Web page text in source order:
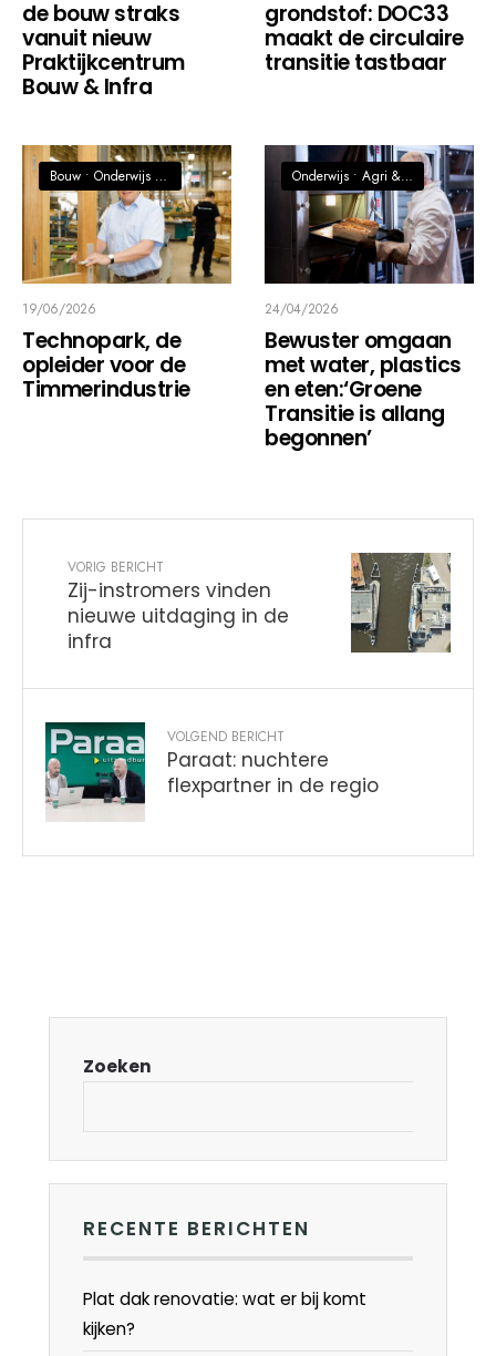
de bouw straks
vanuit nieuw
Praktijkcentrum
Bouw & Infra
grondstof: DOC33
maakt de circulaire
transitie tastbaar
Bouw • Onderwijs Techniek / Maak- en procesindustrie
19/06/2026
Technopark, de
opleider voor de
Timmerindustrie
Onderwijs • Agri & Food
24/04/2026
Bewuster omgaan
met water, plastics
en eten:‘Groene
Transitie is allang
begonnen’
VORIG BERICHT
Zij-instromers vinden
nieuwe uitdaging in de
infra
VOLGEND BERICHT
Paraat: nuchtere
flexpartner in de regio
Zoeken
RECENTE BERICHTEN
Plat dak renovatie: wat er bij komt
kijken?